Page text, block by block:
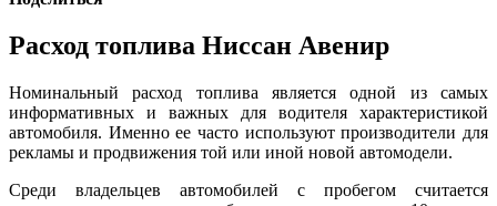
Расход топлива Ниссан Авенир
Номинальный расход топлива является одной из самых
информативных и важных для водителя характеристикой
автомобиля. Именно ее часто используют производители для
рекламы и продвижения той или иной новой автомодели.
Среди владельцев автомобилей с пробегом считается